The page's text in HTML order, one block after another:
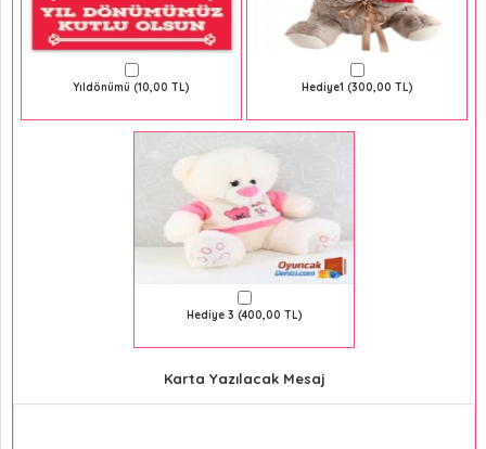
Yıldönümü (10,00 TL) Hediye1 (300,00 TL)
Hediye 3 (400,00 TL)
Karta Yazılacak Mesaj